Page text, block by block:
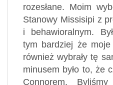
rozesłane. Moim
Stanowy Missisipi z
i behawioralnym.
tym bardziej że moje
również wybrały tę
minusem było to, że
Connorem.